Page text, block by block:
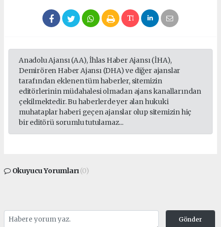
Anadolu Ajansı (AA), İhlas Haber Ajansı (İHA),
Demirören Haber Ajansı (DHA) ve diğer ajanslar
tarafından eklenen tüm haberler, sitemizin
editörlerinin müdahalesi olmadan ajans kanallarından
çekilmektedir. Bu haberlerde yer alan hukuki
muhataplar haberi geçen ajanslar olup sitemizin hiç
bir editörü sorumlu tutulamaz...
Okuyucu Yorumları(0)
Gönder